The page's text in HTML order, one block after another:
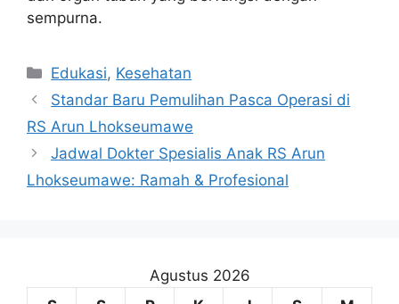
sempurna.
Kategori
Edukasi, Kesehatan
Standar Baru Pemulihan Pasca Operasi di
RS Arun Lhokseumawe
Jadwal Dokter Spesialis Anak RS Arun
Lhokseumawe: Ramah & Profesional
Agustus 2026